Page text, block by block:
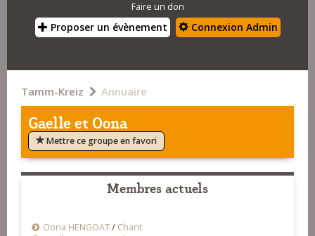
Faire un don
Proposer un évènement Connexion Admin
Tamm-Kreiz Annuaire
Gaelle et Oona
Mettre ce groupe en favori
Membres actuels
Oona HENGOAT/ Chant